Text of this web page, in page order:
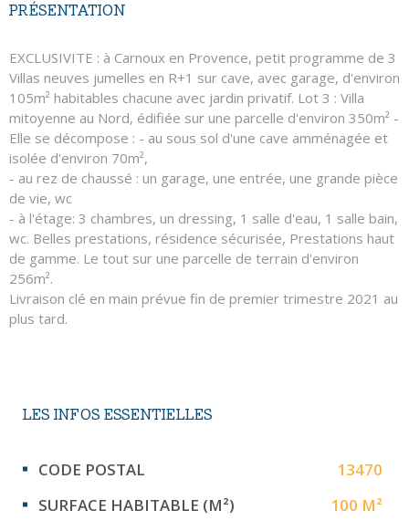
PRÉSENTATION
EXCLUSIVITE : à Carnoux en Provence, petit programme de 3
Villas neuves jumelles en R+1 sur cave, avec garage, d'environ
105m² habitables chacune avec jardin privatif. Lot 3 : Villa
mitoyenne au Nord, édifiée sur une parcelle d'environ 350m² -
Elle se décompose : - au sous sol d'une cave amménagée et
isolée d'environ 70m²,
- au rez de chaussé : un garage, une entrée, une grande pièce
de vie, wc
- à l'étage: 3 chambres, un dressing, 1 salle d'eau, 1 salle bain,
wc. Belles prestations, résidence sécurisée, Prestations haut
de gamme. Le tout sur une parcelle de terrain d'environ
256m².
Livraison clé en main prévue fin de premier trimestre 2021 au
plus tard.
LES INFOS ESSENTIELLES
Caractérisque Valeurs
CODE POSTAL
13470
SURFACE HABITABLE (M²)
100 M²